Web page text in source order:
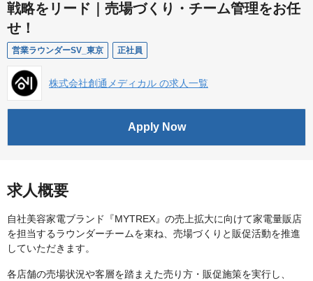
戦略をリード｜売場づくり・チーム管理をお任
せ！
営業ラウンダーSV_東京 正社員
株式会社創通メディカル の求人一覧
Apply Now
求人概要
自社美容家電ブランド『MYTREX』の売上拡大に向けて家電量販店
を担当するラウンダーチームを束ね、売場づくりと販促活動を推進
していただきます。
各店舗の売場状況や客層を踏まえた売り方・販促施策を実行し、